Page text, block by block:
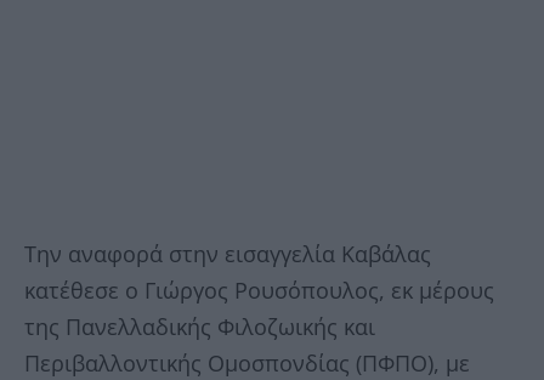
Την αναφορά στην εισαγγελία Καβάλας
κατέθεσε ο Γιώργος Ρουσόπουλος, εκ μέρους
της Πανελλαδικής Φιλοζωικής και
Περιβαλλοντικής Ομοσπονδίας (ΠΦΠΟ), με